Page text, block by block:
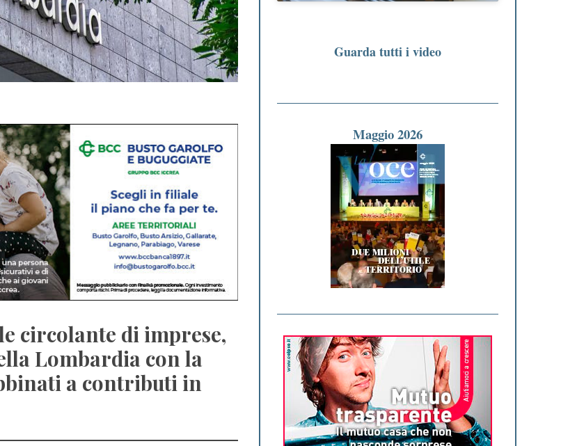
circolante di imprese,
Lombardia con la
a contributi in
Guarda tutti i video
Maggio 2026